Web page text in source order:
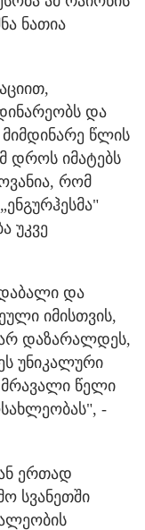
ნათია
და
წლის
დროს იმატებს
რომ
უკვე
დაბალი და
იმისთვის,
არ დაზარალდეს,
უნიკალური
მრავალი წელი
-
ერთად
სვანეთში